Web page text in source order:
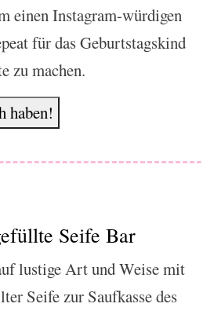
einen Instagram-würdigen
für das Geburtstagskind
zu machen.
haben!
Seife Bar
lustige Art und Weise mit
Seife zur Saufkasse des